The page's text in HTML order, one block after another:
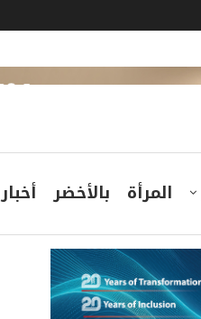
المرأة بالأخضر أخبار